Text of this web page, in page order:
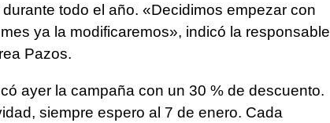
todo el año. «Decidimos empezar con
ya la modificaremos», indicó la responsable
Pazos.
ayer la campaña con un 30 % de descuento.
siempre espero al 7 de enero. Cada